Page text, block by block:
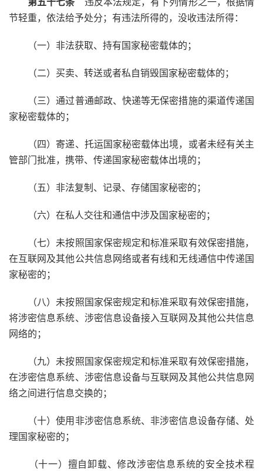
节轻重，依法给予处分；有违法所得的，没收违法所得：
（一）非法获取、持有国家秘密载体的；
（二）买卖、转送或者私自销毁国家秘密载体的；
（三）通过普通邮政、快递等无保密措施的渠道传递国
家秘密载体的；
（四）寄递、托运国家秘密载体出境，或者未经有关主
管部门批准，携带、传递国家秘密载体出境的；
（五）非法复制、记录、存储国家秘密的；
（六）在私人交往和通信中涉及国家秘密的；
（七）未按照国家保密规定和标准采取有效保密措施，
在互联网及其他公共信息网络或者有线和无线通信中传递国
家秘密的；
（八）未按照国家保密规定和标准采取有效保密措施，
将涉密信息系统、涉密信息设备接入互联网及其他公共信息
网络的；
（九）未按照国家保密规定和标准采取有效保密措施，
在涉密信息系统、涉密信息设备与互联网及其他公共信息网
络之间进行信息交换的；
（十）使用非涉密信息系统、非涉密信息设备存储、处
理国家秘密的；
（十一）擅自卸载、修改涉密信息系统的安全技术程